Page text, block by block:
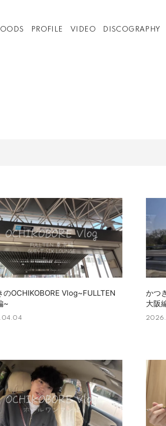
PROFILE VIDEO DISCOGRAPHY
のOCHIKOBORE Vlog~FULLTEN
~
かつ
大阪